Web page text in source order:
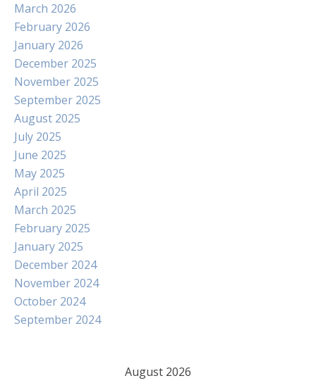
March 2026
February 2026
January 2026
December 2025
November 2025
September 2025
August 2025
July 2025
June 2025
May 2025
April 2025
March 2025
February 2025
January 2025
December 2024
November 2024
October 2024
September 2024
August 2026